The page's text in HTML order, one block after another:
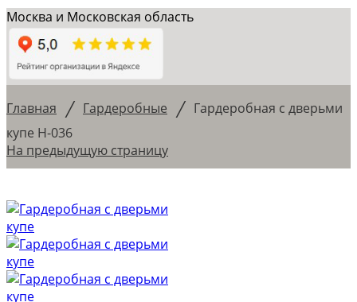
Москва и Московская область
Главная / Гардеробные / Гардеробная с дверьми
купе Н-036
На предыдущую страницу